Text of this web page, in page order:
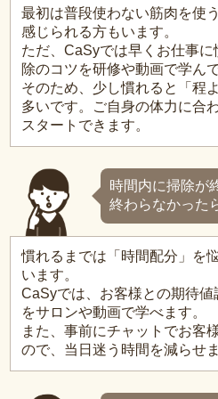
最初は普段使わない筋肉を使
感じられる方もいます。
ただ、CaSyでは早くお仕事
除のコツを研修や動画で学ん
そのため、少し慣れると「程
多いです。ご自身の体力に合
スタートできます。
時間内に掃除が
終わらなかった
慣れるまでは「時間配分」を
います。
CaSyでは、お客様との期待
をサロンや動画で学べます。
また、事前にチャットでお客
ので、当日迷う時間を減らせま